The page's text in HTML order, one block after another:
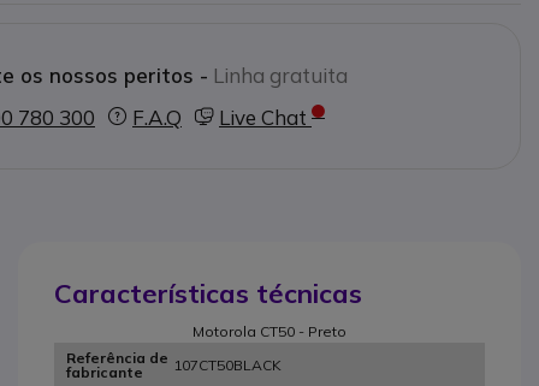
os nossos peritos - Linha gratuita
780 300
F.A.Q Live Chat
Características técnicas
Motorola CT50 - Preto
Referência de
fabricante
107CT50BLACK